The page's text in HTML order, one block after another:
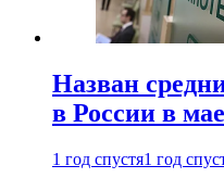
Назван
в России в
1 год спустя1 год